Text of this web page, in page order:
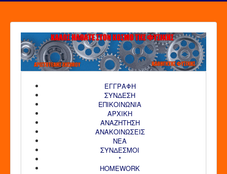
ΕΓΓΡΑΦΗ
ΣΥΝΔΕΣΗ
ΕΠΙΚΟΙΝΩΝΙΑ
ΑΡΧΙΚΗ
AΝΑΖΗΤΗΣΗ
ΑΝΑΚΟΙΝΩΣΕΙΣ
ΝΕΑ
ΣΥΝΔΕΣΜΟΙ
*
HOMEWORK